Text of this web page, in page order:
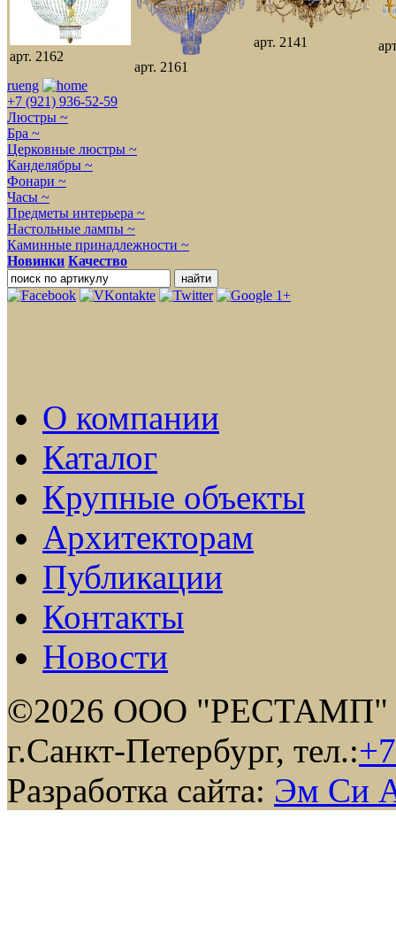
арт. 2162
арт. 2161
арт. 2141
rueng
+7 (921) 936-52-59
Люстры ~
Бра ~
Церковные люстры ~
Канделябры ~
Фонари ~
Часы ~
Предметы интерьера ~
Настольные лампы ~
Каминные принадлежности ~
Новинки Качество
О компании
Каталог
Крупные объекты
Архитекторам
Публикации
Контакты
Новости
©2026 ООО "РЕСТАМП"
г.Санкт-Петербург, тел.:
Разработка сайта: Эм Си